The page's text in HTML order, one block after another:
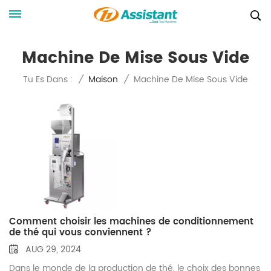
Machine De Mise Sous Vide
Tu Es Dans : / Maison / Machine De Mise Sous Vide
Comment choisir les machines de conditionnement
de thé qui vous conviennent ?
AUG 29, 2024
Dans le monde de la production de thé, le choix des bonnes